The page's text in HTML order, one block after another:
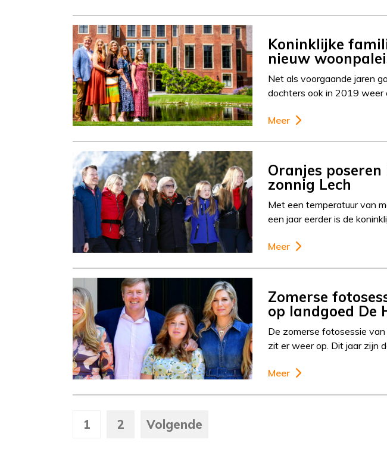
Koninklijke
nieuw
Net als voorgaande jaren
dochters ook in 2019 weer
Meer
Oranjes
zonnig Lech
Met een temperatuur van
een jaar eerder is de
Meer
Zomerse
op landgoed De
De zomerse fotosessie
zit er weer op. Dit jaar zijn
Meer
1 2 Volgende